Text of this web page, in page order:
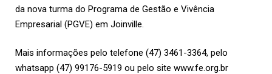
da nova turma do Programa de Gestão e Vivência
Empresarial (PGVE) em Joinville.
Mais informações pelo telefone (47) 3461-3364, pelo
whatsapp (47) 99176-5919 ou pelo site www.fe.org.br